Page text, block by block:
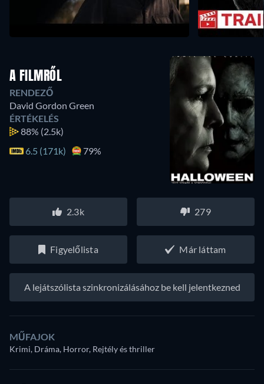
A FILMRŐL
RENDEZŐ
David Gordon Green
ÉRTÉKELÉS
88% (2.5k)
6.5 (171k)
79%
2.3k 279
Figyelőlista Már láttam
A lejátszólista szinkronizálásához be kell jelentkezned
MŰFAJOK
Krimi, Dráma, Horror, Rejtély és thriller